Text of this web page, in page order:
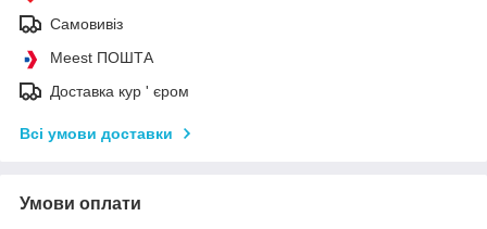
Самовивіз
Meest ПОШТА
Доставка кур ' єром
Всі умови доставки
Умови оплати